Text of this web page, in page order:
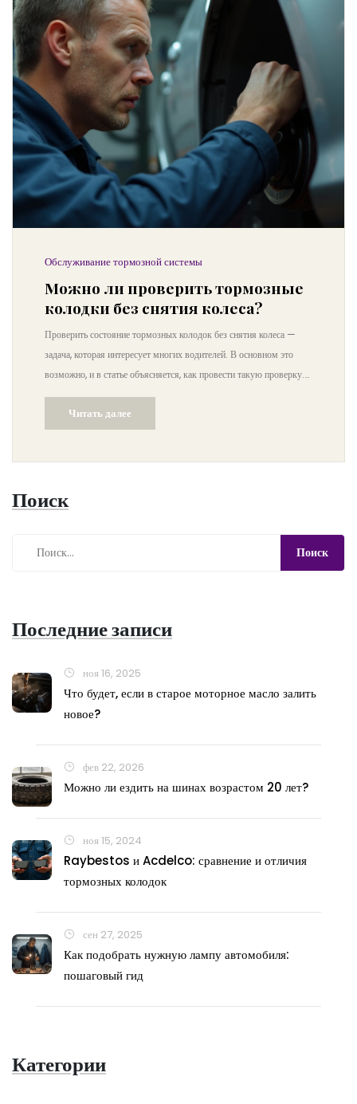
Обслуживание тормозной системы
Можно ли проверить тормозные
колодки без снятия колеса?
Проверить состояние тормозных колодок без снятия колеса —
задача, которая интересует многих водителей. В основном это
возможно, и в статье объясняется, как провести такую проверку.
Раскрываются интересные факты о тормозных колодках и даются
полезные советы по их выбору и замене. Статья также обсуждает,
почему важно своевременно уделять внимание тормозной
Читать далее
Поиск
Последние записи
ноя 16, 2025
Что будет, если в старое моторное масло залить
новое?
фев 22, 2026
Можно ли ездить на шинах возрастом 20 лет?
ноя 15, 2024
Raybestos и Acdelco: сравнение и отличия
тормозных колодок
сен 27, 2025
Как подобрать нужную лампу автомобиля:
пошаговый гид
Категории